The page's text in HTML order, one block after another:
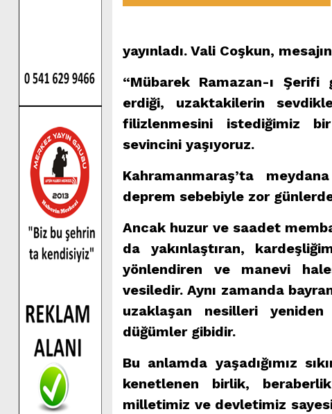
yayınladı. Vali Coşkun,
“Mübarek Ramazan-ı Şerifi
erdiği, uzaktakilerin
filizlenmesini istediğimiz
sevincini yaşıyoruz.
Kahramanmaraş’ta
deprem sebebiyle zor
Ancak huzur ve saadet
da yakınlaştıran,
yönlendiren ve manevi
vesiledir. Aynı zamanda
uzaklaşan nesilleri
düğümler gibidir.
Bu anlamda yaşadığımız
kenetlenen birlik,
milletimiz ve devletimiz